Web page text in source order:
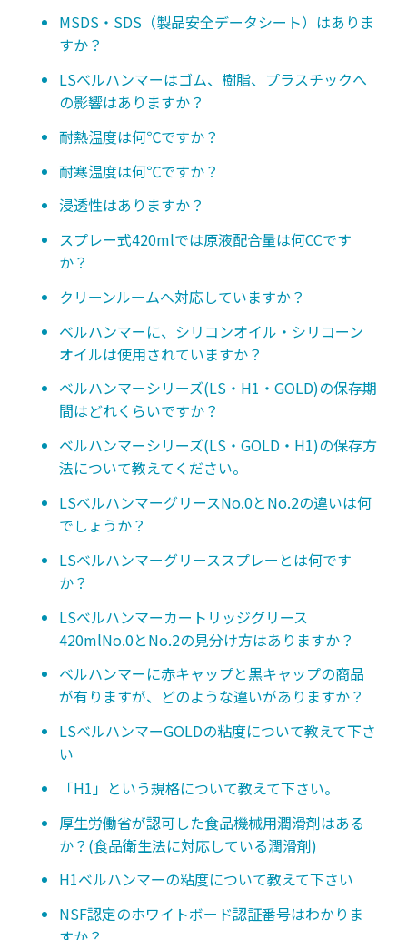
MSDS・SDS（製品安全データシート）はありま
すか？
LSベルハンマーはゴム、樹脂、プラスチックへ
の影響はありますか？
耐熱温度は何℃ですか？
耐寒温度は何℃ですか？
浸透性はありますか？
スプレー式420mlでは原液配合量は何CCです
か？
クリーンルームへ対応していますか？
ベルハンマーに、シリコンオイル・シリコーン
オイルは使用されていますか？
ベルハンマーシリーズ(LS・H1・GOLD)の保存期
間はどれくらいですか？
ベルハンマーシリーズ(LS・GOLD・H1)の保存方
法について教えてください。
LSベルハンマーグリースNo.0とNo.2の違いは何
でしょうか？
LSベルハンマーグリーススプレーとは何です
か？
LSベルハンマーカートリッジグリース
420mlNo.0とNo.2の見分け方はありますか？
ベルハンマーに赤キャップと黒キャップの商品
が有りますが、どのような違いがありますか？
LSベルハンマーGOLDの粘度について教えて下さ
い
「H1」という規格について教えて下さい。
厚生労働省が認可した食品機械用潤滑剤はある
か？(食品衛生法に対応している潤滑剤)
H1ベルハンマーの粘度について教えて下さい
NSF認定のホワイトボード認証番号はわかりま